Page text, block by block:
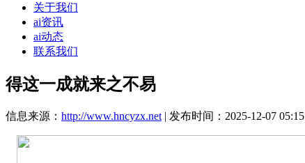
关于我们
ai资讯
ai动态
联系我们
得这一成就来之不易
信息来源： http://www.hncyzx.net | 发布时间：2025-12-07 05:15